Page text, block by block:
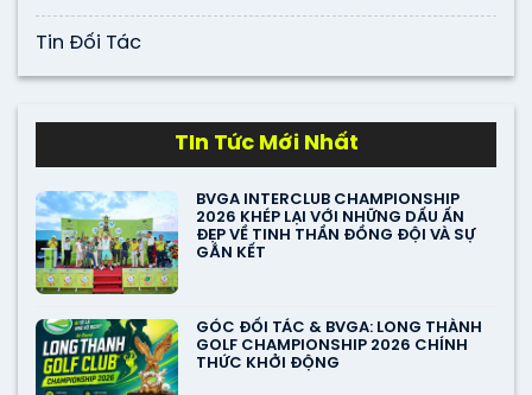
Tin Đối Tác
TIn Tức Mới Nhất
BVGA INTERCLUB CHAMPIONSHIP
2026 KHÉP LẠI VỚI NHỮNG DẤU ẤN
ĐẸP VỀ TINH THẦN ĐỒNG ĐỘI VÀ SỰ
GẮN KẾT
GÓC ĐỐI TÁC & BVGA: LONG THÀNH
GOLF CHAMPIONSHIP 2026 CHÍNH
THỨC KHỞI ĐỘNG